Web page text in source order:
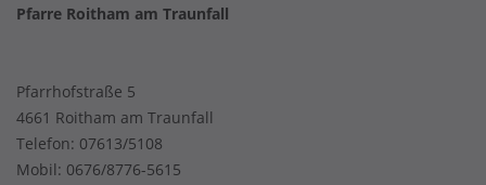
Pfarre Roitham am Traunfall
Pfarrhofstraße 5
4661 Roitham am Traunfall
Telefon: 07613/5108
Mobil: 0676/8776-5615